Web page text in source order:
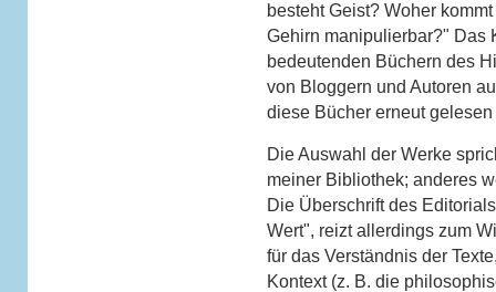
besteht Geist? Woher
Gehirn manipulierbar?" Das
bedeutenden Büchern des
von Bloggern und Autoren
diese Bücher erneut
Die Auswahl der Werke
meiner Bibliothek; anderes
Die Überschrift des
Wert", reizt allerdings zum
für das Verständnis der
Kontext (z. B. die